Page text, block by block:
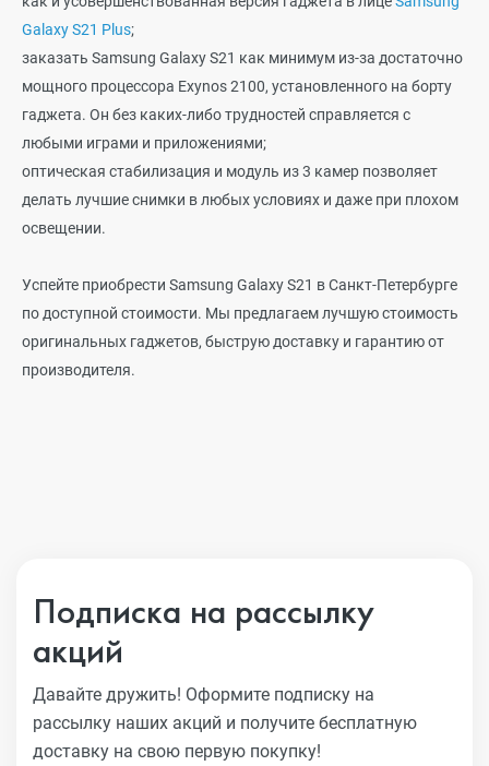
Galaxy S21 Plus;
заказать Samsung Galaxy S21 как минимум из-за достаточно
мощного процессора Exynos 2100, установленного на борту
гаджета. Он без каких-либо трудностей справляется с
любыми играми и приложениями;
оптическая стабилизация и модуль из 3 камер позволяет
делать лучшие снимки в любых условиях и даже при плохом
освещении.
Успейте приобрести Samsung Galaxy S21 в Санкт-Петербурге
по доступной стоимости. Мы предлагаем лучшую стоимость
оригинальных гаджетов, быструю доставку и гарантию от
производителя.
Подписка на рассылку
акций
Давайте дружить! Оформите подписку на
рассылку наших акций и получите бесплатную
доставку на свою первую покупку!